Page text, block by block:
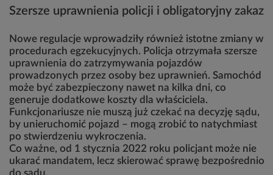
Szersze uprawnienia policji i obligatoryjny zakaz
Nowe regulacje wprowadziły również istotne zmiany w
procedurach egzekucyjnych. Policja otrzymała szersze
uprawnienia do zatrzymywania pojazdów
prowadzonych przez osoby bez uprawnień. Samochód
może być zabezpieczony nawet na kilka dni, co
generuje dodatkowe koszty dla właściciela.
Funkcjonariusze nie muszą już czekać na decyzję sądu,
by unieruchomić pojazd – mogą zrobić to natychmiast
po stwierdzeniu wykroczenia.
Co ważne, od 1 stycznia 2022 roku policjant może nie
ukarać mandatem, lecz skierować sprawę bezpośrednio
do sądu.